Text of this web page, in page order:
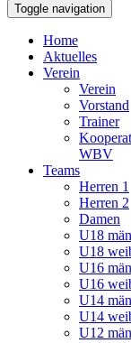
Toggle navigation
Home
Aktuelles
Verein
Verein
Vorstand
Trainer
WBV
Teams
Herren 1
Herren 2
Damen
U18
U18
U16
U16
U14
U14
U12